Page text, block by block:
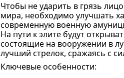
Чтобы не ударить в грязь
мира, необходимо улучшать
современную военную
На пути к элите будут
состоящие на вооружении в
лучший стрелок, сражаясь с
Ключевые особенности: